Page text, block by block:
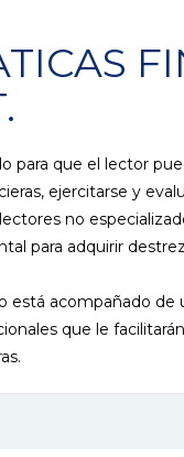
para que el lector
ejercitarse y
no
para adquirir
está acompañado de
que le